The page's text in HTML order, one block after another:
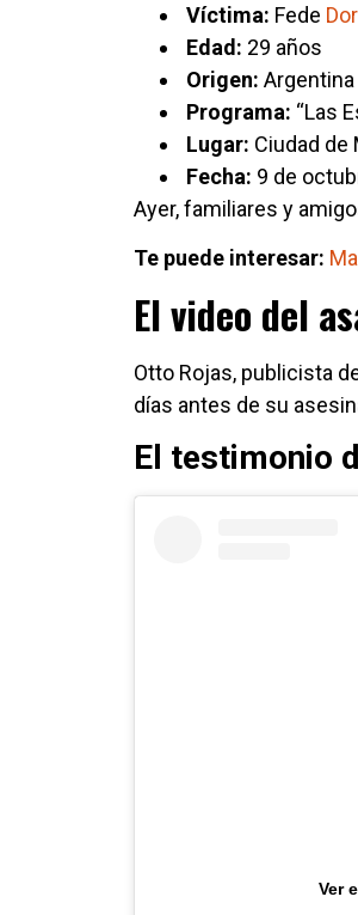
Víctima: Fede
Edad: 29 años
Origen: Argentina
Programa: “Las
Lugar: Ciudad de
Fecha: 9 de
Ayer, familiares y
Te puede interesar:
El video del
Otto Rojas, publicista
días antes de su
El testimonio
Ver